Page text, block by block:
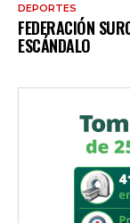
DEPORTES
FEDERACIÓN
ESCÁNDALO